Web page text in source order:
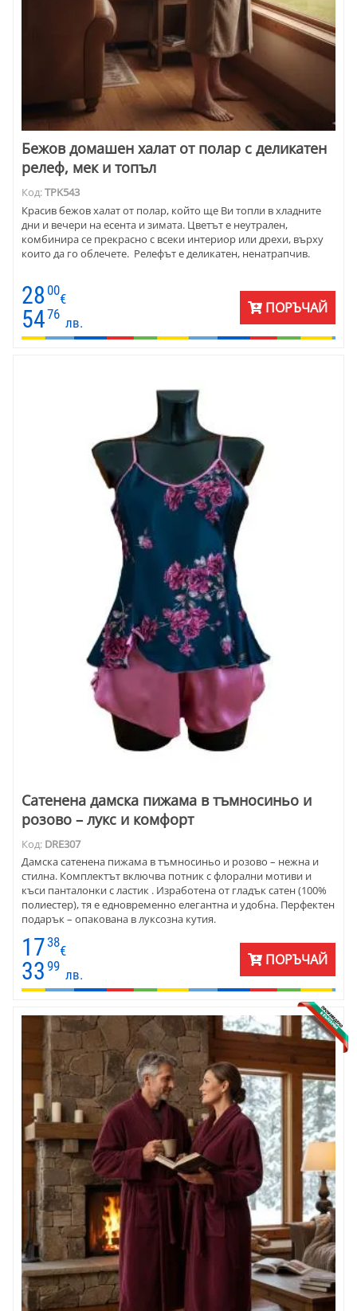
Бежов домашен халат от полар с деликатен
релеф, мек и топъл
Код:TPK543
Красив бежов халат от полар, който ще Ви топли в хладните
дни и вечери на есента и зимата. Цветът е неутрален,
комбинира се прекрасно с всеки интериор или дрехи, върху
които да го облечете. Релефът е деликатен, ненатрапчив.
28 00
€
5476
лв.
ПОРЪЧАЙ
Сатенена дамска пижама в тъмносиньо и
розово – лукс и комфорт
Код: DRE307
Дамска сатенена пижама в тъмносиньо и розово – нежна и
стилна. Комплектът включва потник с флорални мотиви и
къси панталонки с ластик . Изработена от гладък сатен (100%
полиестер), тя е едновременно елегантна и удобна. Перфектен
подарък – опакована в луксозна кутия.
17 38
€
33 99
лв.
ПОРЪЧАЙ